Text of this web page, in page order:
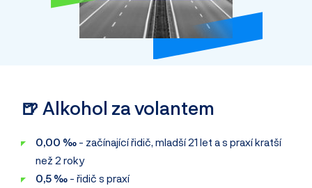
🍺 Alkohol za volantem
0,00 ‰ - začínající řidič, mladší 21 let a s praxí kratší
než 2 roky
0,5 ‰ - řidič s praxí